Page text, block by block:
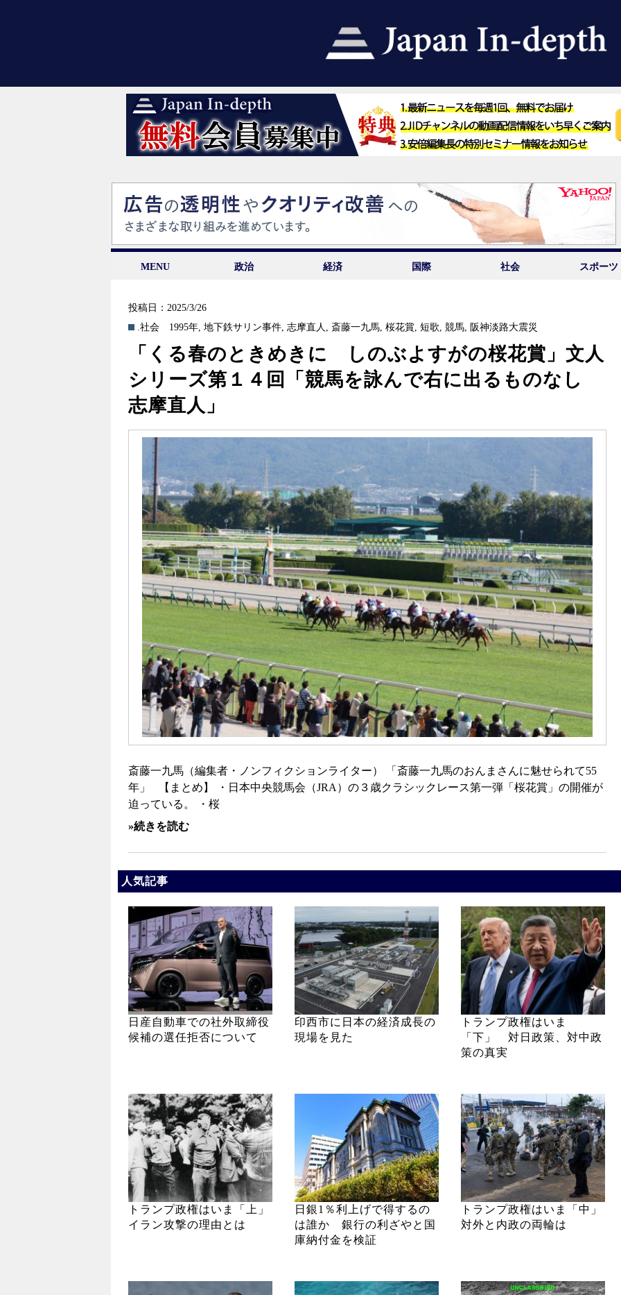
MENU 政治 経済 国際 社会 スポーツ
投稿日：2025/3/26
.社会
1995年,地下鉄サリン事件,志摩直人 ,斎藤一九馬,桜花賞,短歌,競馬, 阪神淡路大震災
「くる春のときめきに しのぶよすがの桜花賞」文人
シリーズ第１４回「競馬を詠んで右に出るものなし
志摩直人」
斎藤一九馬（編集者・ノンフィクションライター） 「斎藤一九馬のおんまさんに魅せられて55
年」 【まとめ】 ・日本中央競馬会（JRA）の３歳クラシックレース第一弾「桜花賞」の開催が
迫っている。 ・桜
»続きを読む
人気記事
日産自動車での社外取締役
候補の選任拒否について
印西市に日本の経済成長の
現場を見た
トランプ政権はいま
「下」 対日政策、対中政
策の真実
トランプ政権はいま「上」
イラン攻撃の理由とは
日銀1％利上げで得するの
は誰か 銀行の利ざやと国
庫納付金を検証
トランプ政権はいま「中」
対外と内政の両輪は